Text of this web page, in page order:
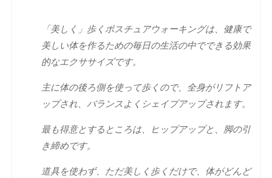
「美しく」歩くポスチュアウォーキングは、健康で
美しい体を作るための毎日の生活の中でできる効果
的なエクササイズです。
主に体の後ろ側を使って歩くので、全身がリフトア
ップされ、バランスよくシェイプアップされます。
最も得意とするところは、ヒップアップと、脚の引
き締めです。
道具を使わず、ただ美しく歩くだけで、体がどんど